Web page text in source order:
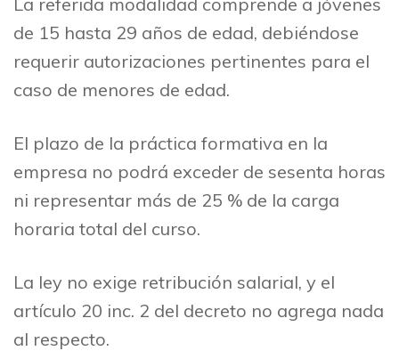
de 15 hasta 29 años de edad, debiéndose
requerir autorizaciones pertinentes para el
caso de menores de edad.
El plazo de la práctica formativa en la
empresa no podrá exceder de sesenta horas
ni representar más de 25 % de la carga
horaria total del curso.
La ley no exige retribución salarial, y el
artículo 20 inc. 2 del decreto no agrega nada
al respecto.